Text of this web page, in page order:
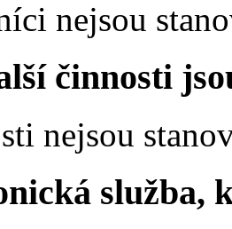
nejsou
činnosti
nejsou
služba,